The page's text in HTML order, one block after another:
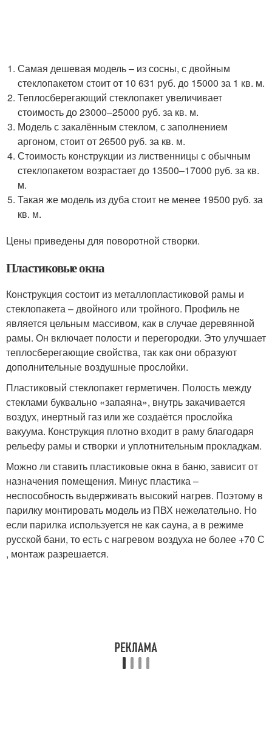
Самая дешевая модель – из сосны, с двойным
стеклопакетом стоит от 10 631 руб. до 15000 за 1 кв. м.
Теплосберегающий стеклопакет увеличивает
стоимость до 23000–25000 руб. за кв. м.
Модель с закалённым стеклом, с заполнением
аргоном, стоит от 26500 руб. за кв. м.
Стоимость конструкции из лиственницы с обычным
стеклопакетом возрастает до 13500–17000 руб. за кв.
м.
Такая же модель из дуба стоит не менее 19500 руб. за
кв. м.
Цены приведены для поворотной створки.
Пластиковые окна
Конструкция состоит из металлопластиковой рамы и
стеклопакета – двойного или тройного. Профиль не
является цельным массивом, как в случае деревянной
рамы. Он включает полости и перегородки. Это улучшает
теплосберегающие свойства, так как они образуют
дополнительные воздушные прослойки.
Пластиковый стеклопакет герметичен. Полость между
стеклами буквально «запаяна», внутрь закачивается
воздух, инертный газ или же создаётся прослойка
вакуума. Конструкция плотно входит в раму благодаря
рельефу рамы и створки и уплотнительным прокладкам.
Можно ли ставить пластиковые окна в баню, зависит от
назначения помещения. Минус пластика –
неспособность выдерживать высокий нагрев. Поэтому в
парилку монтировать модель из ПВХ нежелательно. Но
если парилка используется не как сауна, а в режиме
русской бани, то есть с нагревом воздуха не более +70 С
, монтаж разрешается.